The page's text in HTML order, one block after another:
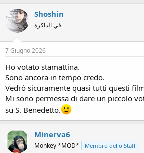
Shoshin
في الذاكرة
7 Giugno 2026
Ho votato stamattina.
Sono ancora in tempo credo.
Vedrò sicuramente quasi tutti questi
Mi sono permessa di dare un piccolo
su S. Benedetto.
Minerva6
Monkey *MOD* Membro dello Staff